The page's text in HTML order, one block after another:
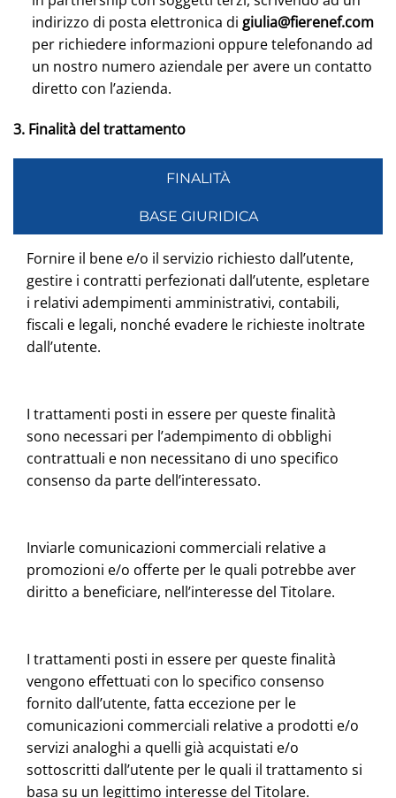
indirizzo di posta elettronica di giulia@fierenef.com
per richiedere informazioni oppure telefonando ad
un nostro numero aziendale per avere un contatto
diretto con l’azienda.
3. Finalità del trattamento
FINALITÀ
BASE GIURIDICA
Fornire il bene e/o il servizio richiesto dall’utente,
gestire i contratti perfezionati dall’utente, espletare
i relativi adempimenti amministrativi, contabili,
fiscali e legali, nonché evadere le richieste inoltrate
dall’utente.
I trattamenti posti in essere per queste finalità
sono necessari per l’adempimento di obblighi
contrattuali e non necessitano di uno specifico
consenso da parte dell’interessato.
Inviarle comunicazioni commerciali relative a
promozioni e/o offerte per le quali potrebbe aver
diritto a beneficiare, nell’interesse del Titolare.
I trattamenti posti in essere per queste finalità
vengono effettuati con lo specifico consenso
fornito dall’utente, fatta eccezione per le
comunicazioni commerciali relative a prodotti e/o
servizi analoghi a quelli già acquistati e/o
sottoscritti dall’utente per le quali il trattamento si
basa su un legittimo interesse del Titolare.